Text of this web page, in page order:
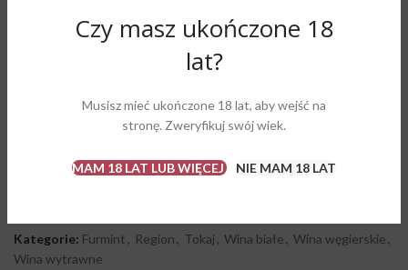
Czy masz ukończone 18
lat?
Musisz mieć ukończone 18 lat, aby wejść na
stronę. Zweryfikuj swój wiek.
MAM 18 LAT LUB WIĘCEJ NIE MAM 18 LAT
PRODUCENT Attila HOMONNA
cytrusowe, siano
Kategorie: Furmint , Region , Tokaj , Wina białe , Wina węgierskie ,
Wina wytrawne